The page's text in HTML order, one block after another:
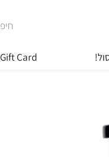
חיפוש
Gift Card